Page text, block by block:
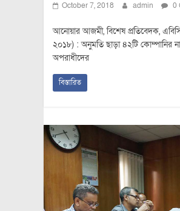
October 7, 2018 admin 0
আনোয়ার আজমী, বিশেষ প্রতিবেদক,
২০১৮) : অনুমতি ছাড়া ৪২টি কোম্পানির
অপরাধীদের
বিস্তারিত